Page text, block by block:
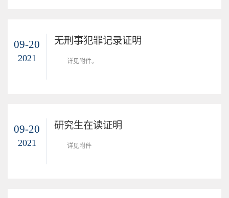
09-20
2021
无刑事犯罪记录证明
详见附件。
09-20
2021
研究生在读证明
​详见附件